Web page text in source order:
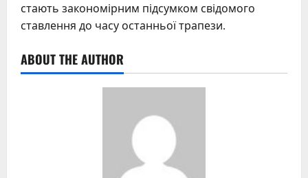
стають закономірним підсумком свідомого
ставлення до часу останньої трапези.
ABOUT THE AUTHOR